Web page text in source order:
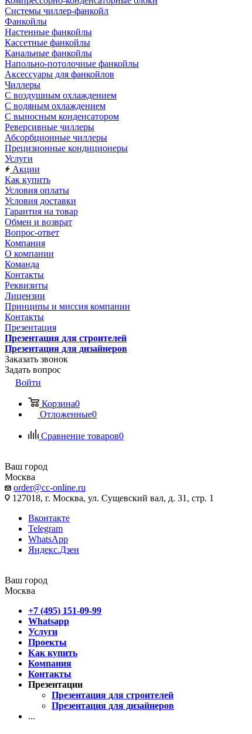
Системы чиллер-фанкойл
Фанкойлы
Настенные фанкойлы
Кассетные фанкойлы
Канальные фанкойлы
Напольно-потолочные фанкойлы
Аксессуары для фанкойлов
Чиллеры
С воздушным охлаждением
С водяным охлаждением
С выносным конденсатором
Реверсивные чиллеры
Абсорбционные чиллеры
Прецизионные кондиционеры
Услуги
Акции
Как купить
Условия оплаты
Условия доставки
Гарантия на товар
Обмен и возврат
Вопрос-ответ
Компания
О компании
Команда
Контакты
Реквизиты
Лицензии
Принципы и миссия компании
Контакты
Презентация
Презентация для строителей
Презентация для дизайнеров
Заказать звонок
Задать вопрос
Войти
Корзина0
Отложенные0
Сравнение товаров0
Ваш город
Москва
order@cc-online.ru
127018, г. Москва, ул. Сущевский вал, д. 31, стр. 1
Вконтакте
Telegram
WhatsApp
Яндекс.Дзен
Ваш город
Москва
+7 (495) 151-09-99
Whatsapp
Услуги
Проекты
Как купить
Компания
Контакты
Презентации
Презентация для строителей
Презентация для дизайнеров
...